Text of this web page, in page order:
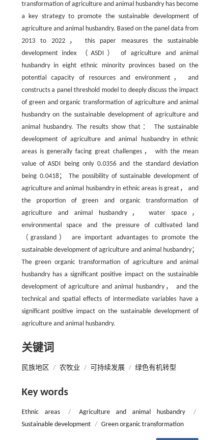
transformation of agriculture and animal husbandry has become
a key strategy to promote the sustainable development of
agriculture and animal husbandry. Based on the panel data from
2013 to 2022， this paper measures the sustainable
development index （ASDI） of agriculture and animal
husbandry in eight ethnic minority provinces based on the
potential capacity of resources and environment， and
constructs a panel threshold model to deeply discuss the impact
of green and organic transformation of agriculture and animal
husbandry on the sustainable development of agriculture and
animal husbandry. The results show that： The sustainable
development of agriculture and animal husbandry in ethnic
areas is generally facing great challenges， with the mean
value of ASDI being only 0.0356 and the standard deviation
being 0.0418； The possibility of sustainable development of
agriculture and animal husbandry in ethnic areas is great， and
the proportion of green and organic transformation of
agriculture and animal husbandry， water space，
environmental space and the pressure of cultivated land
（grassland） are important advantages to promote the
sustainable development of agriculture and animal husbandry；
The green organic transformation of agriculture and animal
husbandry has a significant positive impact on the sustainable
development of agriculture and animal husbandry， and the
technical and spatial effects of intermediate variables have a
significant positive impact on the sustainable development of
agriculture and animal husbandry.
关键词
民族地区 / 农牧业 / 可持续发展 / 绿色有机转型
Key words
Ethnic areas / Agriculture and animal husbandry
/
Sustainable development / Green organic transformation